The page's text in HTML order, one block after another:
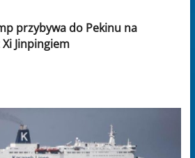
przybywa do Pekinu na
Jinpingiem